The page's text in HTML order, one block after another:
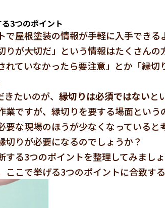
3つのポイント
屋根塗装の情報が手軽に入手できる
りが大切だ」という情報はたくさん
れていなかったら要注意」とか「縁
たいのが、 縁切りは必須ではないと
ですが、縁切りを要する場面という
な現場のほうが少なくなっていると
切りが必要になるのでしょうか？
る3つのポイントを整理してみましょ
ここで挙げる3つのポイントに合致す